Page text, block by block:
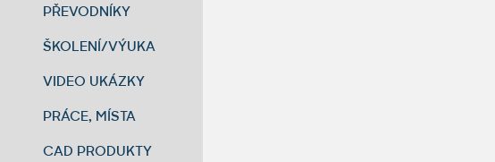
PŘEVODNÍKY
ŠKOLENÍ/VÝUKA
VIDEO UKÁZKY
PRÁCE, MÍSTA
CAD PRODUKTY